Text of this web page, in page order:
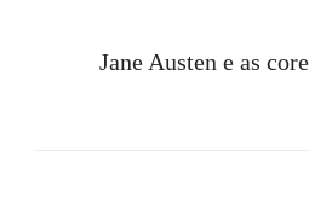
postJane Austen e as